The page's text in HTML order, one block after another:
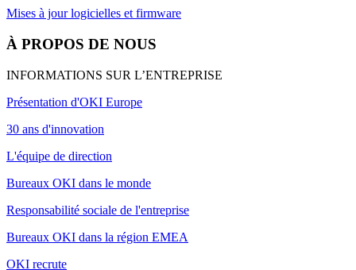
Mises à jour logicielles et firmware
À PROPOS DE NOUS
INFORMATIONS SUR L’ENTREPRISE
Présentation d'OKI Europe
30 ans d'innovation
L'équipe de direction
Bureaux OKI dans le monde
Responsabilité sociale de l'entreprise
Bureaux OKI dans la région EMEA
OKI recrute